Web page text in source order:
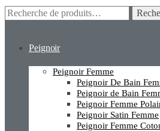
Recherche
pour :
Peignoir
Peignoir Femme
Peignoir De Bain
Peignoir de Bain
Peignoir Femme
Peignoir Satin Femme
Peignoir Femme